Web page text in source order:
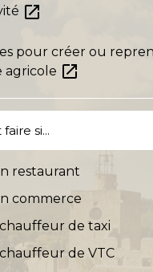
open_in_new
pour créer ou
agricole open_in_new
si...
restaurant
commerce
de taxi
de VTC